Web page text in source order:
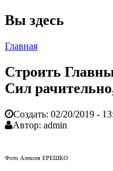
Вы здесь
Главная
Строить
Сил
Создать: 02/20/2019 -
Автор: admin
Фото Алексея ЕРЕШКО